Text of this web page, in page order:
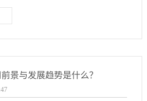
景与发展趋势是什么？